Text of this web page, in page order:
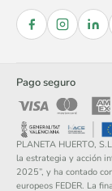
Pago seguro
PLANETA HUERTO,
la estrategia y acción
2025”, y ha contado
europeos FEDER. La